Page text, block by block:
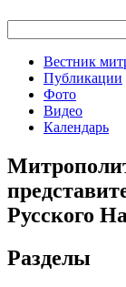
Вестник
Публикации
Фото
Видео
Календарь
Русского
Разделы